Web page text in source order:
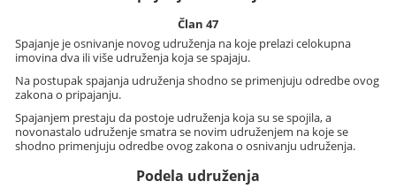
Član 47
Spajanje je osnivanje novog udruženja na koje prelazi celokupna
imovina dva ili više udruženja koja se spajaju.
Na postupak spajanja udruženja shodno se primenjuju odredbe ovog
zakona o pripajanju.
Spajanjem prestaju da postoje udruženja koja su se spojila, a
novonastalo udruženje smatra se novim udruženjem na koje se
shodno primenjuju odredbe ovog zakona o osnivanju udruženja.
Podela udruženja